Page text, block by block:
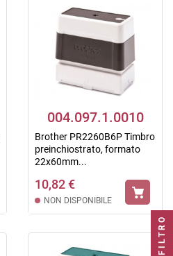
004.097.1.0010
Brother PR2260B6P Timbro
preinchiostrato, formato
22x60mm...
10,82 €
NON DISPONIBILE
FILTRO